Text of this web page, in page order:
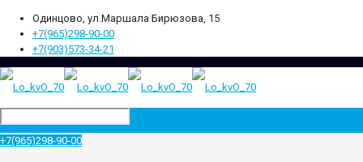
Одинцово, ул.Маршала Бирюзова, 15
+7(965)298-90-00
+7(903)573-34-21
+7(965)298-90-00